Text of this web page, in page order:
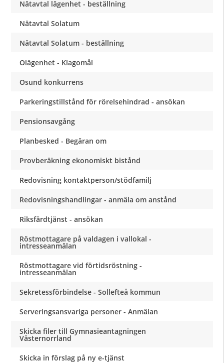
Nätavtal lägenhet - beställning
Nätavtal Solatum
Nätavtal Solatum - beställning
Olägenhet - Klagomål
Osund konkurrens
Parkeringstillstånd för rörelsehindrad - ansökan
Pensionsavgång
Planbesked - Begäran om
Provberäkning ekonomiskt bistånd
Redovisning kontaktperson/stödfamilj
Redovisningshandlingar - anmäla om anstånd
Riksfärdtjänst - ansökan
Röstmottagare på valdagen i vallokal -
intresseanmälan
Röstmottagare vid förtidsröstning -
intresseanmälan
Sekretessförbindelse - Sollefteå kommun
Serveringsansvariga personer - Anmälan
Skicka filer till Gymnasieantagningen
Västernorrland
Skicka in förslag på ny e-tjänst